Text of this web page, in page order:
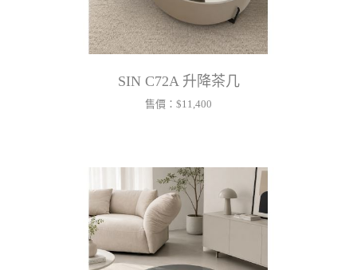
SIN C72A 升降茶几
售價： $11,400